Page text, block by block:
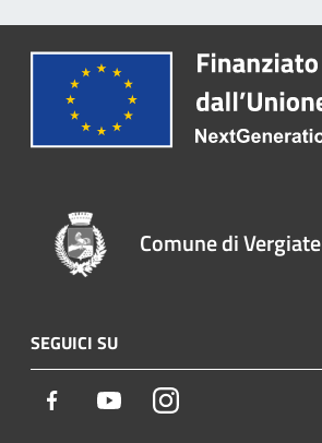
Comune di Vergiate
SEGUICI SU
Facebook YoutubeInstagram